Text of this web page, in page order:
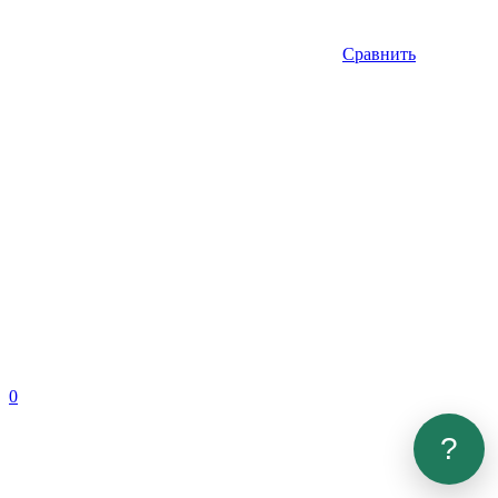
Сравнить
0
?